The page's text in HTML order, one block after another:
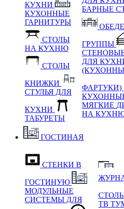
КУХНИ
КУХОННЫЕ
ГАРНИТУРЫ
СТОЛЫ
НА КУХНЮ
СТОЛЫ
КНИЖКИ
СТУЛЬЯ ДЛЯ
КУХНИ
ТАБУРЕТЫ
БАРНЫЕ
ГРУППЫ
ДЛЯ
ФАРТУКИ)
МЯГКИЕ
НА
ГОСТИНАЯ
СТЕНКИ В
ГОСТИНУЮ
МОДУЛЬНЫЕ
СИСТЕМЫ ДЛЯ
ТВ